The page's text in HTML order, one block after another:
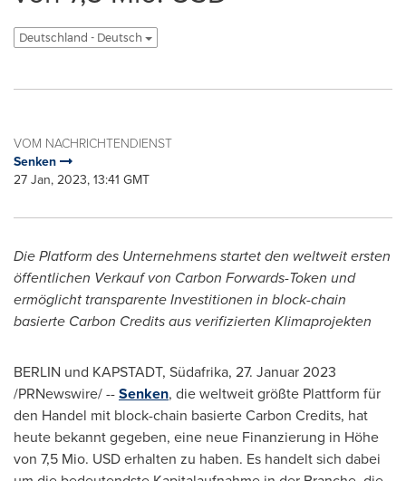
Deutschland - Deutsch
VOM NACHRICHTENDIENST
Senken
27 Jan, 2023, 13:41 GMT
Die Platform des Unternehmens startet den weltweit ersten
öffentlichen Verkauf von Carbon Forwards-Token und
ermöglicht transparente Investitionen in block-chain
basierte Carbon Credits aus verifizierten Klimaprojekten
BERLIN und KAPSTADT, Südafrika, 27. Januar 2023
/PRNewswire/ --Senken, die weltweit größte Plattform für
den Handel mit block-chain basierte Carbon Credits, hat
heute bekannt gegeben, eine neue Finanzierung in Höhe
von 7,5 Mio. USD erhalten zu haben. Es handelt sich dabei